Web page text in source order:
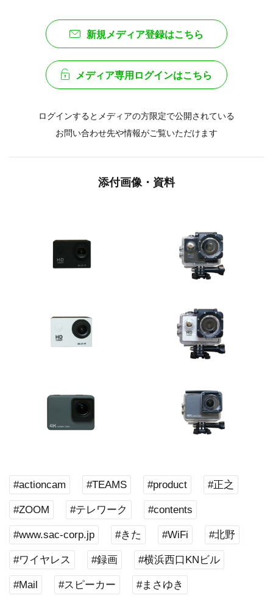
新規メディア登録はこちら
メディア専用ログインはこちら
ログインするとメディアの方限定で公開されている
お問い合わせ先や情報がご覧いただけます
添付画像・資料
#actioncam #TEAMS #product #正之
#ZOOM #テレワーク #contents
#www.sac-corp.jp #きた #WiFi #北野
#ワイヤレス #録画 #横浜西口KNビル
#Mail #スピーカー #まさゆき